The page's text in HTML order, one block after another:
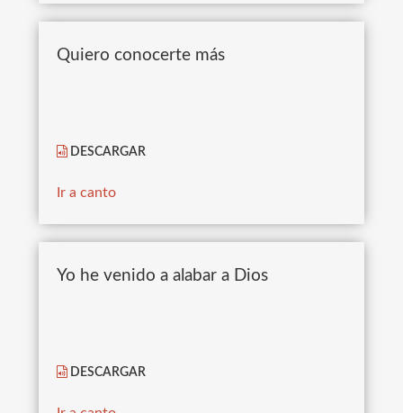
Quiero conocerte más
DESCARGAR
Ir a canto
Yo he venido a alabar a Dios
DESCARGAR